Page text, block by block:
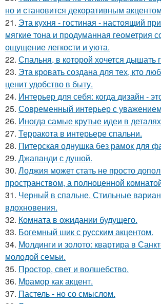
но и становится декоративным
21. Эта кухня - гостиная - настоящий
мягкие тона и продуманная геометрия
ощущение легкости и уюта.
22. Спальня, в которой хочется дышать
23. Эта кровать создана для тех, кто
ценит удобство в быту.
24. Интерьер для себя: когда дизайн -
25. Современный интерьер с
26. Иногда самые крутые идеи в
27. Терракота в интерьере спальни.
28. Питерская однушка без рамок для
29. Джапанди с душой.
30. Лоджия может стать не просто
пространством, а полноценной
31. Черный в спальне. Стильные
вдохновения.
32. Комната в ожидании будущего.
33. Богемный шик с русским акцентом.
34. Молдинги и золото: квартира в
молодой семьи.
35. Простор, свет и волшебство.
36. Мрамор как акцент.
37. Пастель - но со смыслом.